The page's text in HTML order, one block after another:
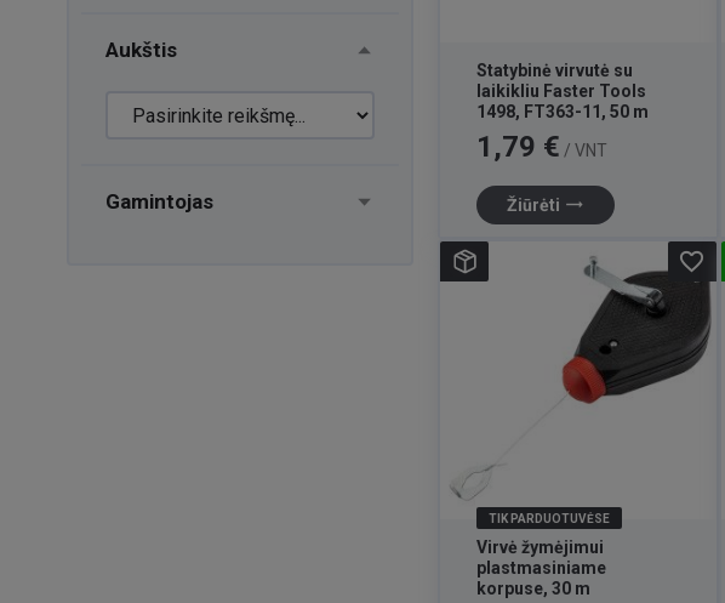
Aukštis
Gamintojas
Statybinė virvutė su
laikikliu Faster Tools
1498, FT363-11, 50 m
Kaina
1,79 € / VNT
Žiūrėti trending_flat
TIK PARDUOTUVĖSE
Virvė žymėjimui
plastmasiniame
korpuse, 30 m
favorite_border